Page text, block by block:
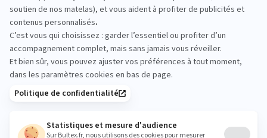
Passez en magasin pour comparer plusieurs
matelas, vous allonger quelques minutes et sentir
la différence entre les conforts. Prendre le temps
d’essayer aide à sélectionner le bon soutien et la
bonne fermeté.
Heures
Lundi 10:00 - 19:00